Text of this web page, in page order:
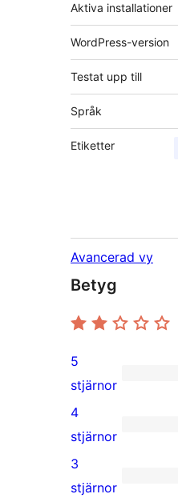
Aktiva installationer
WordPress-version
Testat upp till
Språk
Etiketter
Avancerad vy
Betyg
0
5-
stjärniga
recensioner
5
stjärnor
0
4-
stjärniga
4
stjärnor
0
3
stjärnor